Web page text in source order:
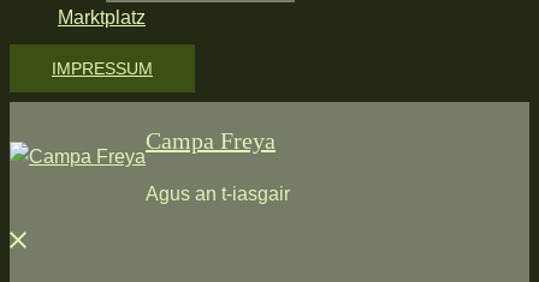
Marktplatz
IMPRESSUM
Campa Freya
Agus an t-iasgair
Menü